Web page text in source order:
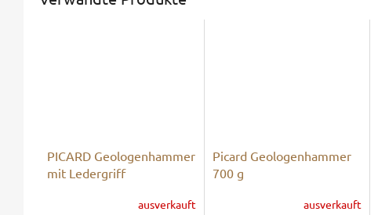
PICARD Geologenhammer
mit Ledergriff
ausverkauft
Picard Geologenhammer
700 g
ausverkauft